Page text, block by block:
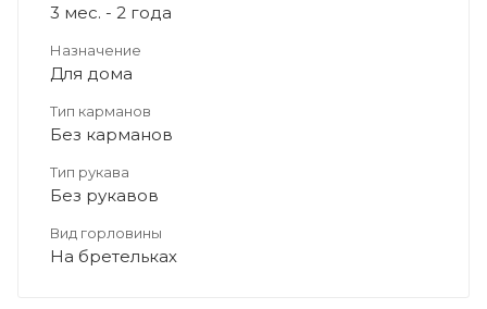
3 мес. - 2 года
Назначение
Для дома
Тип карманов
Без карманов
Тип рукава
Без рукавов
Вид горловины
На бретельках